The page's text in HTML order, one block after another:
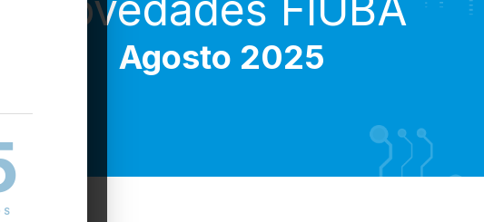
Agosto 2025